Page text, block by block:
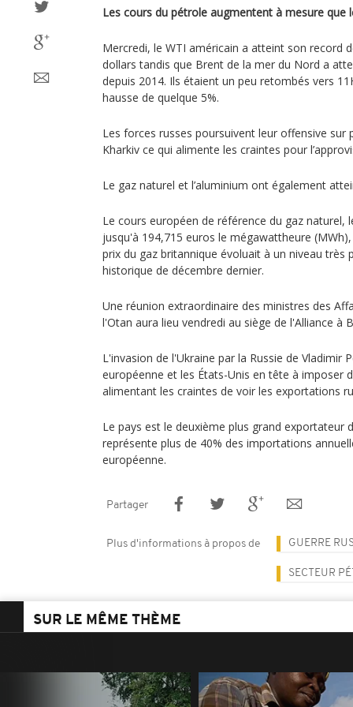
Les cours du pétrole augmentent à mesure que
Mercredi, le WTI américain a atteint son record
dollars tandis que Brent de la mer du Nord a
depuis 2014. Ils étaient un peu retombés vers
hausse de quelque 5%.
Les forces russes poursuivent leur offensive sur
Kharkiv ce qui alimente les craintes pour
Le gaz naturel et l’aluminium ont également
Le cours européen de référence du gaz naturel,
jusqu'à 194,715 euros le mégawattheure
prix du gaz britannique évoluait à un niveau très
historique de décembre dernier.
Une réunion extraordinaire des ministres des
l'Otan aura lieu vendredi au siège de l'Alliance à
L'invasion de l'Ukraine par la Russie de Vladimir
européenne et les États-Unis en tête à imposer
alimentant les craintes de voir les exportations
Le pays est le deuxième plus grand exportateur
représente plus de 40% des importations
européenne.
Partager
Plus d'informations à propos de GUERRE
SECTEUR
SUR LE MÊME THÈME